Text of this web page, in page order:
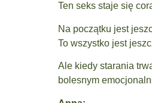
Ten seks staje się
Na początku jest
To wszystko jest
Ale kiedy starania
bolesnym